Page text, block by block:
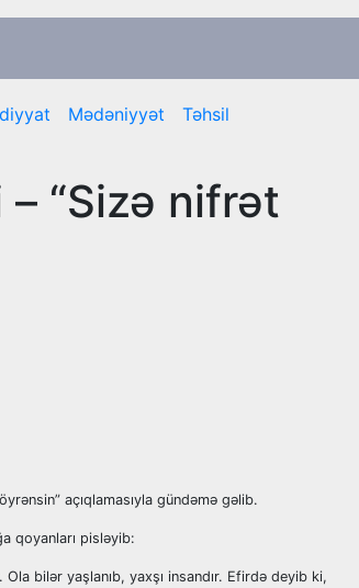
Mədəniyyət Təhsil
“Sizə nifrət
açıqlamasıyla gündəmə gəlib.
qoyanları pisləyib:
bilər yaşlanıb, yaxşı insandır. Efirdə deyib ki,